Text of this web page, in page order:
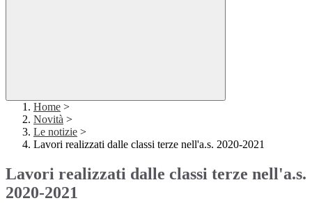
Home >
Novità >
Le notizie >
Lavori realizzati dalle classi terze nell'a.s. 2020-2021
Lavori realizzati dalle classi terze nell'a.s.
2020-2021